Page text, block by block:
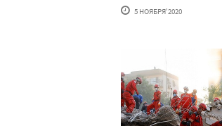
5 НОЯБРЯ'2020